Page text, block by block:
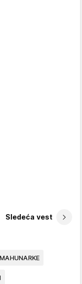
Sledeća vest
MAHUNARKE